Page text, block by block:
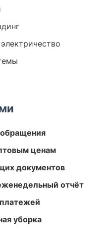
ценам
документов
отчёт
уборка